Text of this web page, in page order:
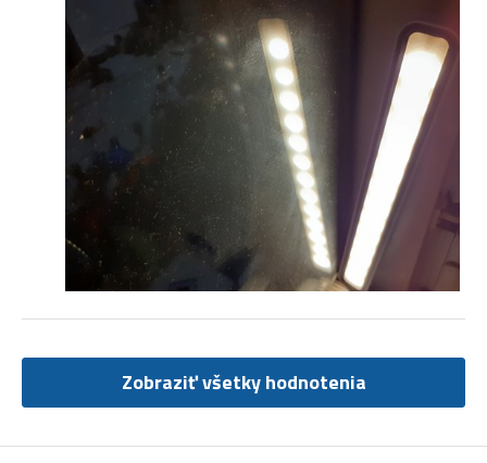
Zobraziť všetky hodnotenia